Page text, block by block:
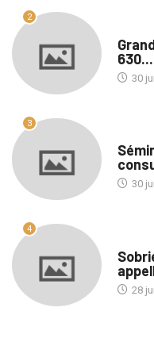
2
630...
30
3
30
4
28